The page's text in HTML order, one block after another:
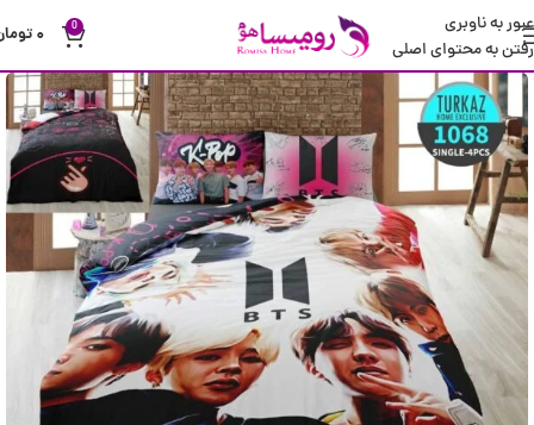
عبور به ناوبری
رفتن به محتوای اصلی
0 ۰